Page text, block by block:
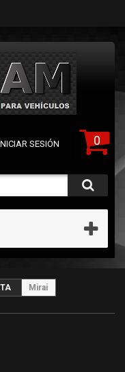
0
SESIÓN
Mirai